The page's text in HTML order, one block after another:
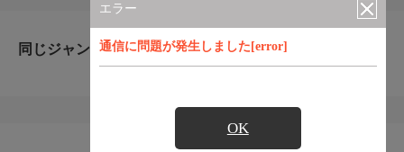
エラー
通信に問題が発生しました[error]
OK
同じジャンルのおすすめ番組